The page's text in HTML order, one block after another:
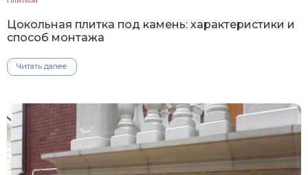
Цокольная плитка под камень: характеристики и
способ монтажа
Читать далее